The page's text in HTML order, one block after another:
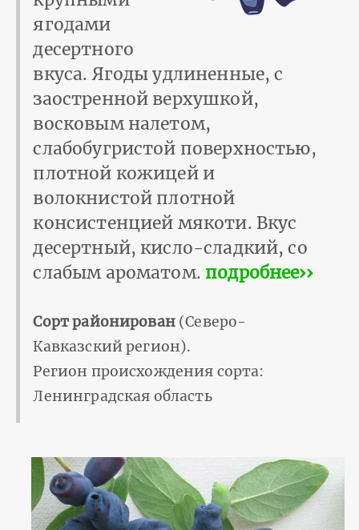
ягодами
десертного
вкуса. Ягоды удлиненные, с
заостренной верхушкой,
восковым налетом,
слабобугристой поверхностью,
плотной кожицей и
волокнистой плотной
консистенцией мякоти. Вкус
десертный, кисло-сладкий, со
слабым ароматом. подробнее››
Сорт районирован(Северо-
Кавказский регион).
Регион происхождения сорта:
Ленинградская область